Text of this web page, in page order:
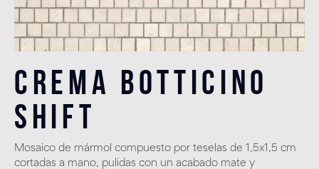
Crema Botticino
Shift
Mosaico de mármol compuesto por teselas de 1,5x1,5 cm
cortadas a mano, pulidas con un acabado mate y